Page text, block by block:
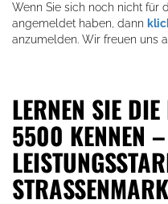
Wenn Sie sich noch nicht für
angemeldet haben, dann
anzumelden. Wir freuen uns
LERNEN SIE
5500 KENNEN